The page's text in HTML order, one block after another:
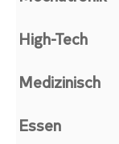
High-Tech
Medizinisch
Essen